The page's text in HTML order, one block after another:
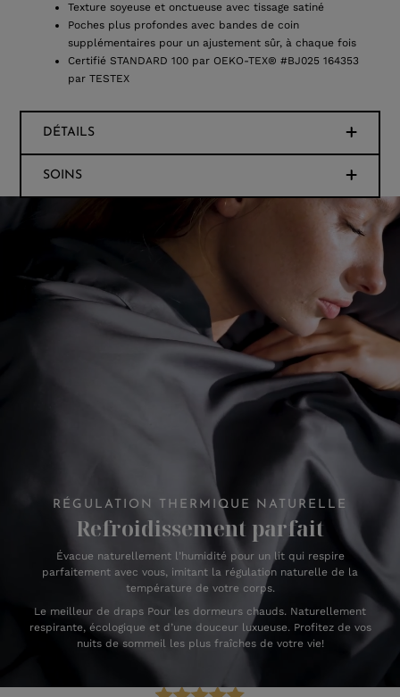
Texture soyeuse et onctueuse avec tissage satiné
Poches plus profondes avec bandes de coin
supplémentaires pour un ajustement sûr, à chaque fois
Certifié STANDARD 100 par OEKO-TEX® #BJ025 164353
par TESTEX
DÉTAILS
SOINS
RÉGULATION THERMIQUE NATURELLE
Refroidissement parfait
Évacue naturellement l’humidité pour un lit qui respire
parfaitement avec vous, imitant la régulation naturelle de la
température de votre corps.
Le meilleur de draps Pour les dormeurs chauds. Naturellement
respirante, écologique et d’une douceur luxueuse. Profitez de vos
nuits de sommeil les plus fraîches de votre vie!